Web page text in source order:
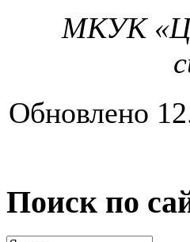
МКУК «
Обновлено
Поиск по